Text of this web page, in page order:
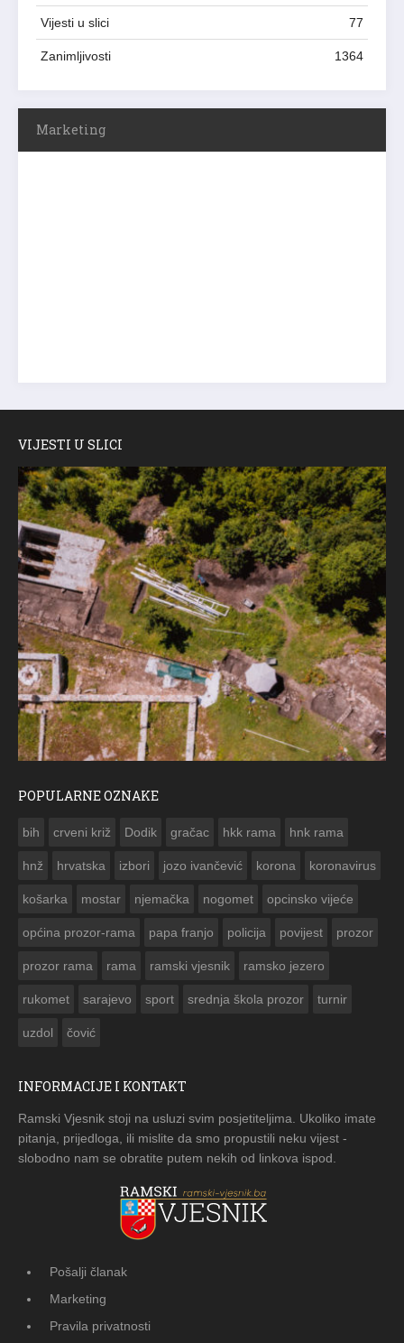
Vijesti u slici 77
Zanimljivosti 1364
Marketing
VIJESTI U SLICI
POPULARNE OZNAKE
bih crveni križ Dodik gračac hkk rama hnk rama
hnž hrvatska izbori jozo ivančević korona koronavirus
košarka mostar njemačka nogomet opcinsko vijeće
općina prozor-rama papa franjo policija povijest prozor
prozor rama rama ramski vjesnik ramsko jezero
rukomet sarajevo sport srednja škola prozor turnir
uzdol čović
INFORMACIJE I KONTAKT
Ramski Vjesnik stoji na usluzi svim posjetiteljima. Ukoliko imate
pitanja, prijedloga, ili mislite da smo propustili neku vijest -
slobodno nam se obratite putem nekih od linkova ispod.
Pošalji članak
Marketing
Pravila privatnosti